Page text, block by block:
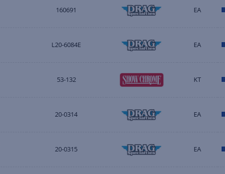
160691 EA
L20-6084E EA
53-132 KT
20-0314 EA
20-0315 EA